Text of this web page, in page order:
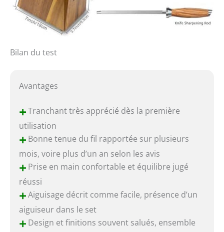
Bilan du test
Avantages
+Tranchant très apprécié dès la première
utilisation
+Bonne tenue du fil rapportée sur plusieurs
mois, voire plus d’un an selon les avis
+Prise en main confortable et équilibre jugé
réussi
+Aiguisage décrit comme facile, présence d’un
aiguiseur dans le set
+Design et finitions souvent salués, ensemble